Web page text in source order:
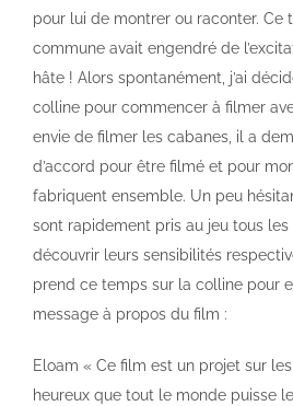
pour lui de montrer ou raconter. Ce
commune avait engendré de
hâte ! Alors spontanément, j’ai
colline pour commencer à filmer
envie de filmer les cabanes, il a
d’accord pour être filmé et pour
fabriquent ensemble. Un peu
sont rapidement pris au jeu tous
découvrir leurs sensibilités
prend ce temps sur la colline pour
message à propos du film :
Eloam « Ce film est un projet sur
heureux que tout le monde puisse